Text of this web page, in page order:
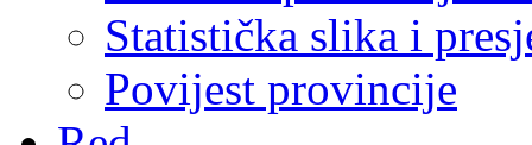
Statistička slika i
Povijest provincije